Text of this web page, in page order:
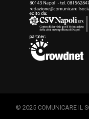
© 2025 COMUNICARE IL